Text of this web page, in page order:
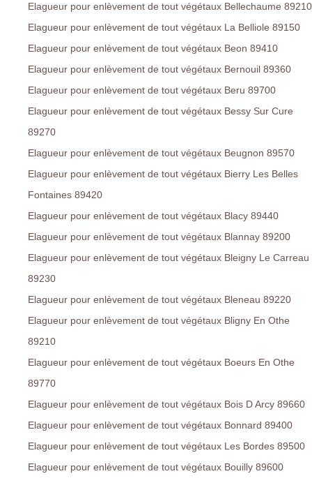
Elagueur pour enlèvement de tout végétaux Bellechaume 89210
Elagueur pour enlèvement de tout végétaux La Belliole 89150
Elagueur pour enlèvement de tout végétaux Beon 89410
Elagueur pour enlèvement de tout végétaux Bernouil 89360
Elagueur pour enlèvement de tout végétaux Beru 89700
Elagueur pour enlèvement de tout végétaux Bessy Sur Cure
89270
Elagueur pour enlèvement de tout végétaux Beugnon 89570
Elagueur pour enlèvement de tout végétaux Bierry Les Belles
Fontaines 89420
Elagueur pour enlèvement de tout végétaux Blacy 89440
Elagueur pour enlèvement de tout végétaux Blannay 89200
Elagueur pour enlèvement de tout végétaux Bleigny Le Carreau
89230
Elagueur pour enlèvement de tout végétaux Bleneau 89220
Elagueur pour enlèvement de tout végétaux Bligny En Othe
89210
Elagueur pour enlèvement de tout végétaux Boeurs En Othe
89770
Elagueur pour enlèvement de tout végétaux Bois D Arcy 89660
Elagueur pour enlèvement de tout végétaux Bonnard 89400
Elagueur pour enlèvement de tout végétaux Les Bordes 89500
Elagueur pour enlèvement de tout végétaux Bouilly 89600